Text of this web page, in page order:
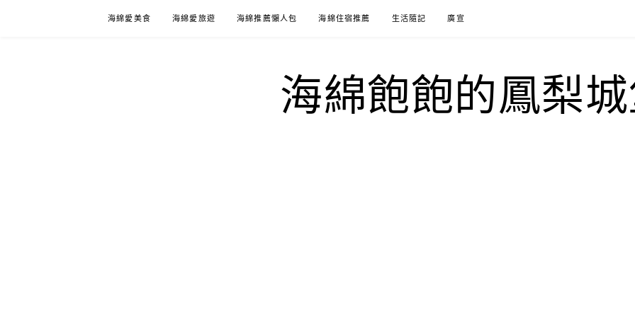
海綿愛美食 海綿愛旅遊 海綿推薦懶人包 海綿住宿推薦 生活隨記 廣宣
海綿飽飽的鳳梨